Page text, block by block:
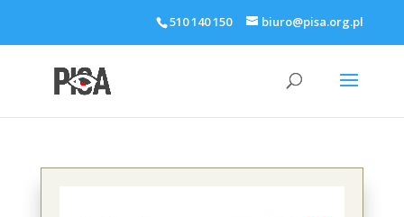
510 140 150 biuro@pisa.org.pl